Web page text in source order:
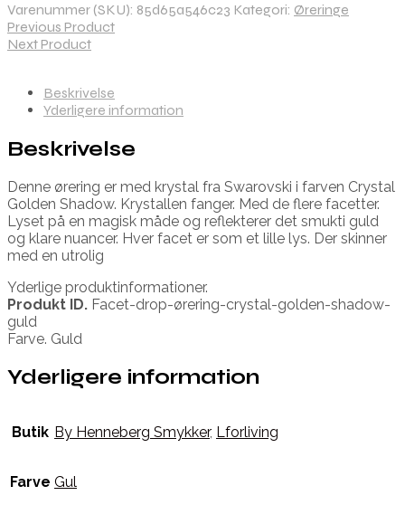
Varenummer (SKU): 85d65a546c23 Kategori: Øreringe
Previous Product
Next Product
Beskrivelse
Yderligere information
Beskrivelse
Denne ørering er med krystal fra Swarovski i farven Crystal
Golden Shadow. Krystallen fanger. Med de flere facetter.
Lyset på en magisk måde og reflekterer det smukti guld
og klare nuancer. Hver facet er som et lille lys. Der skinner
med en utrolig
Yderlige produktinformationer.
Produkt ID. Facet-drop-ørering-crystal-golden-shadow-
guld
Farve. Guld
Yderligere information
Butik By Henneberg Smykker, Lforliving
Farve Gul